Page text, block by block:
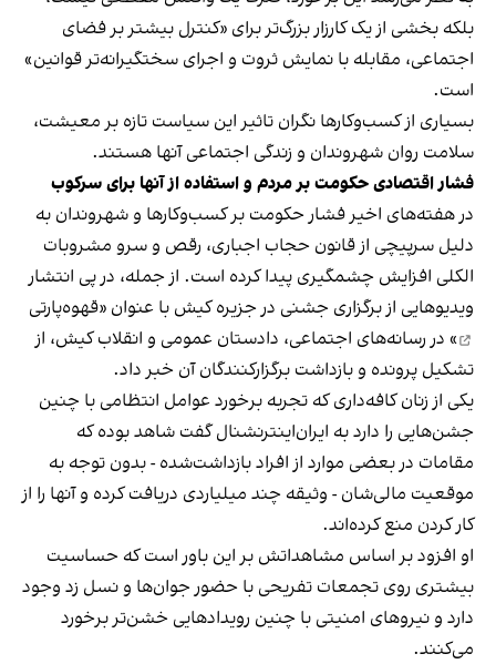
بلکه بخشی از یک کارزار بزرگ‌تر برای «کنترل بیشتر بر فضای
اجتماعی، مقابله با نمایش ثروت و اجرای سختگیرانه‌تر قوانین»
است.
بسیاری از کسب‌وکارها نگران تاثیر این سیاست‌ تازه بر معیشت،
سلامت روان شهروندان و زندگی اجتماعی آنها هستند.
فشار اقتصادی حکومت بر مردم و استفاده از آنها برای سرکوب
در هفته‌های اخیر فشار حکومت بر کسب‌وکارها و شهروندان به
دلیل سرپیچی از قانون حجاب اجباری، رقص و سرو مشروبات
الکلی افزایش چشمگیری پیدا کرده است. از جمله، در پی انتشار
ویدیوهایی از برگزاری جشنی در جزیره کیش با عنوان «قهوه‌پارتی
» در رسانه‌های اجتماعی، دادستان عمومی و انقلاب کیش، از
تشکیل پرونده و بازداشت برگزارکنندگان آن خبر داد.
یکی از زنان کافه‌داری که تجربه برخورد عوامل انتظامی با چنین
جشن‌هایی را دارد به ایران‌اینترنشنال گفت شاهد بوده که
مقامات در بعضی موارد از افراد بازداشت‌‌شده - بدون توجه به
موقعیت مالی‌شان - وثیقه چند میلیاردی دریافت کرده و آنها را از
کار کردن منع کرده‌اند.
او افزود بر اساس مشاهداتش بر این باور است که حساسیت
بیشتری روی تجمعات تفریحی با حضور جوان‌ها و نسل زد وجود
دارد و نیروهای امنیتی با چنین رویدادهایی خشن‌تر برخورد
می‌کنند.